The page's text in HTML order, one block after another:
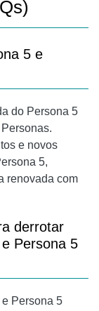
5 e
do Persona 5
e novos
5,
renovada com
derrotar
Persona 5
Persona 5